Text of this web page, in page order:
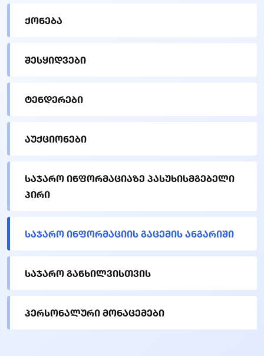
ქონება
შესყიდვები
ტენდერები
აუქციონები
საჯარო ინფორმაციაზე პასუხისმგებელი
პირი
საჯარო ინფორმაციის გაცემის ანგარიში
საჯარო განხილვისთვის
პერსონალური მონაცემები